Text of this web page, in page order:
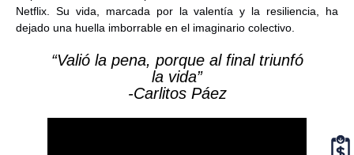
Netflix. Su vida, marcada por la valentía y la resiliencia, ha
dejado una huella imborrable en el imaginario colectivo.
“Valió la pena, porque al final triunfó
la vida”
-Carlitos Páez